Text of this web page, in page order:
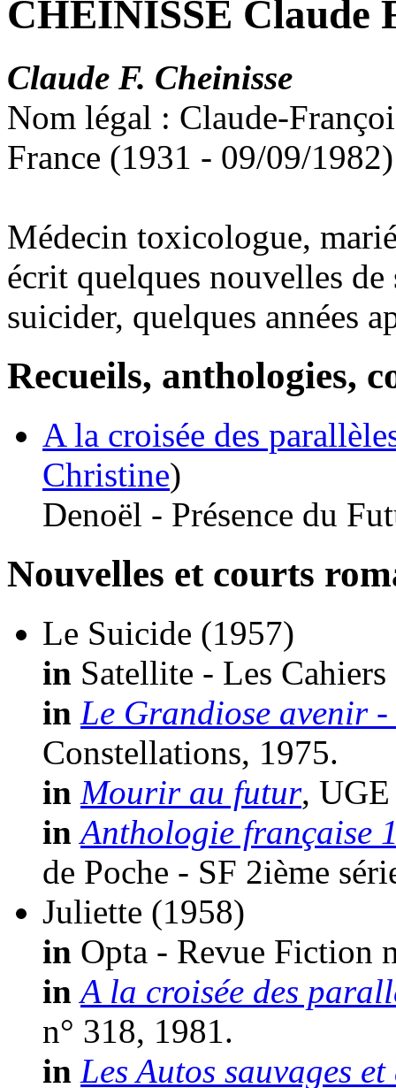
CHEINISSE Claude
Claude F. Cheinisse
Nom légal : Claude-
France (1931 - 09/09/1982)
Médecin toxicologue,
écrit quelques nouvelles
suicider, quelques années
Recueils, anthologies,
A la croisée des
Christine)
Denoël - Présence du
Nouvelles et courts
Le Suicide (1957)
in Satellite - Les
in Le Grandiose avenir -
Constellations, 1975.
in Mourir au futur,
in Anthologie française
de Poche - SF 2ième
Juliette (1958)
in Opta - Revue Fiction
in A la croisée des
n° 318, 1981.
in Les Autos sauvages